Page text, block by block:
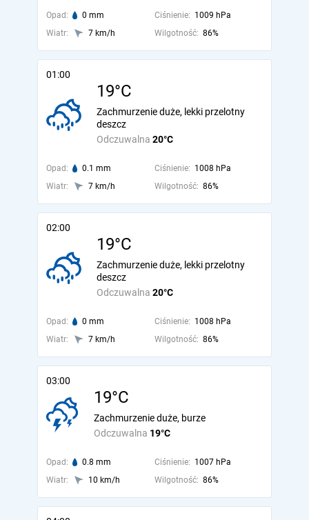
Opad: 0 mm Ciśnienie: 1009 hPa
Wiatr:
7 km/h Wilgotność: 86%
01:00
19°C
Odczuwalna 20°C
Zachmurzenie duże, lekki przelotny
deszcz
Opad: 0.1 mm Ciśnienie: 1008 hPa
Wiatr:
7 km/h Wilgotność: 86%
02:00
19°C
Odczuwalna 20°C
Zachmurzenie duże, lekki przelotny
deszcz
Opad: 0 mm Ciśnienie: 1008 hPa
Wiatr:
7 km/h Wilgotność: 86%
03:00
19°C
Odczuwalna 19°C
Zachmurzenie duże, burze
Opad: 0.8 mm Ciśnienie: 1007 hPa
Wiatr:
10 km/h Wilgotność: 86%